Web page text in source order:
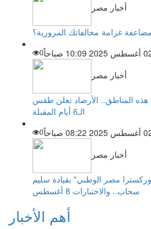
أخبار مصر
غرامة مخالفاتك المرورية؟
0
أخبار مصر
هذه المناطق.. الأرصاد تعلن طقس
الـ6 أيام المقبلة
0
أخبار مصر
مصر الوطني" بقيادة سليم
سحاب.. والاختبارات 8 أغسطس
أهم الأخبار